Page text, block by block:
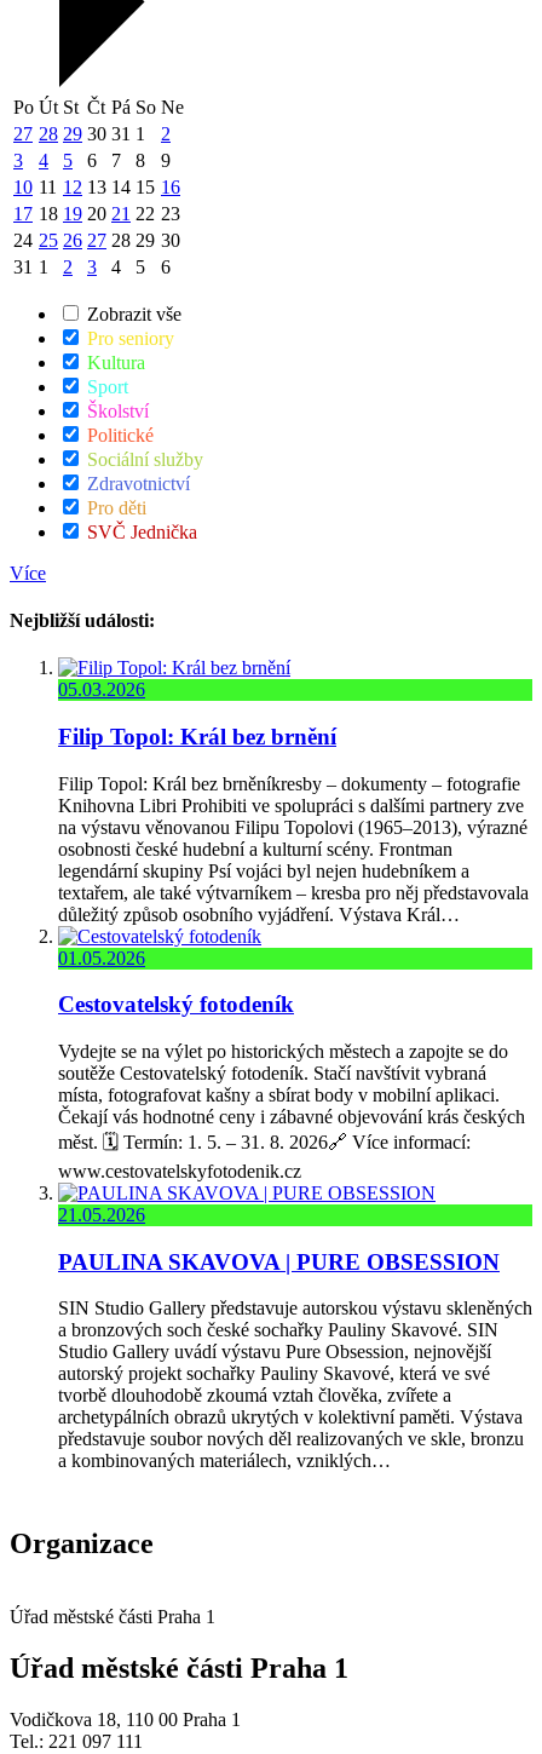
Po Út St Čt Pá So Ne
27 28 29 30 31 1
2
3
4 5 6 7 8
9
10 11 12 13 14 15 16
17 18 19 20 21 22 23
24 25 26 27 28 29 30
31 1 2 3 4 5 6
Zobrazit vše
Pro seniory
Kultura
Sport
Školství
Politické
Sociální služby
Zdravotnictví
Pro děti
SVČ Jednička
Více
Nejbližší události:
05.03.2026
Filip Topol: Král bez brnění
Filip Topol: Král bez brněníkresby – dokumenty – fotografie
Knihovna Libri Prohibiti ve spolupráci s dalšími partnery zve
na výstavu věnovanou Filipu Topolovi (1965–2013), výrazné
osobnosti české hudební a kulturní scény. Frontman
legendární skupiny Psí vojáci byl nejen hudebníkem a
textařem, ale také výtvarníkem – kresba pro něj představovala
důležitý způsob osobního vyjádření. Výstava Král…
01.05.2026
Cestovatelský fotodeník
Vydejte se na výlet po historických městech a zapojte se do
soutěže Cestovatelský fotodeník. Stačí navštívit vybraná
místa, fotografovat kašny a sbírat body v mobilní aplikaci.
Čekají vás hodnotné ceny i zábavné objevování krás českých
měst. 🗓️ Termín: 1. 5. – 31. 8. 2026🔗 Více informací:
www.cestovatelskyfotodenik.cz
21.05.2026
PAULINA SKAVOVA | PURE OBSESSION
SIN Studio Gallery představuje autorskou výstavu skleněných
a bronzových soch české sochařky Pauliny Skavové. SIN
Studio Gallery uvádí výstavu Pure Obsession, nejnovější
autorský projekt sochařky Pauliny Skavové, která ve své
tvorbě dlouhodobě zkoumá vztah člověka, zvířete a
archetypálních obrazů ukrytých v kolektivní paměti. Výstava
představuje soubor nových děl realizovaných ve skle, bronzu
a kombinovaných materiálech, vzniklých…
Organizace
Úřad městské části Praha 1
Úřad městské části Praha 1
Vodičkova 18, 110 00 Praha 1
Tel.: 221 097 111